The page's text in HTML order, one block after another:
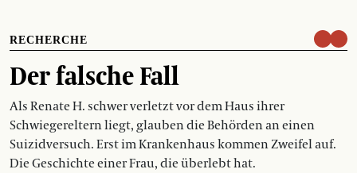
RECHERCHE
Der falsche Fall
Als Renate H. schwer verletzt vor dem Haus ihrer
Schwiegereltern liegt, glauben die Behörden an einen
Suizidversuch. Erst im Krankenhaus kommen Zweifel auf.
Die Geschichte einer Frau, die überlebt hat.